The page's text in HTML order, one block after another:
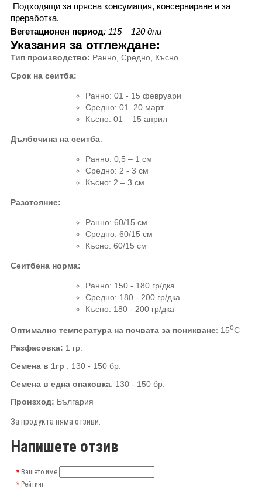
Подходящи за прясна консумация, консервиране и за
преработка.
Вегетационен период: 115 – 120дни
Указания за отглеждане:
Тип производство: Ранно, Средно, Късно
Срок на сеитба:
Ранно: 01 - 15 февруари
Средно: 01–20 март
Късно: 01 – 15 април
Дълбочина на сеитба:
Ранно: 0,5 – 1 см
Средно: 2 - 3 см
Късно: 2 – 3 см
Разстояние:
Ранно: 60/15 см
Средно: 60/15 см
Късно: 60/15 см
Сеитбена норма:
Ранно: 150 - 180 гр/дка
Средно: 180 - 200 гр/дка
Късно: 180 - 200 гр/дка
Оптимално температура на почвата за поникване: 15оС
Разфасовка: 1 гр.
Семена в 1гр : 130 - 150 бр.
Семена в една опаковка: 130 - 150 бр.
Произход: България
За продукта няма отзиви.
Напишете отзив
Вашето име
Рейтинг